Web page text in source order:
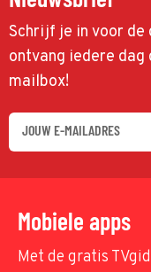
Schrijf je in voor de
ontvang iedere
mailbox!
Mobiele apps
Met de gratis